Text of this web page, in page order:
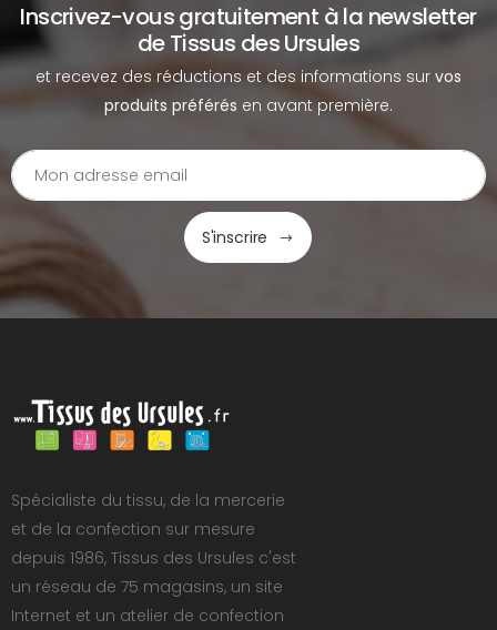
Inscrivez-vous gratuitement à la newsletter
de Tissus des Ursules
et recevez des réductions et des informations sur vos
produits préférés en avant première.
S'inscrire
Spécialiste du tissu, de la mercerie
et de la confection sur mesure
depuis 1986, Tissus des Ursules c'est
un réseau de 75 magasins, un site
Internet et un atelier de confection